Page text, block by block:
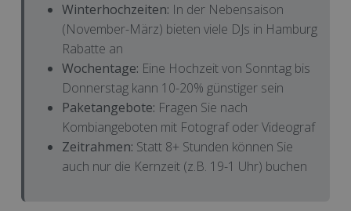
Winterhochzeiten: In der Nebensaison
(November-März) bieten viele DJs in Hamburg
Rabatte an
Wochentage: Eine Hochzeit von Sonntag bis
Donnerstag kann 10-20% günstiger sein
Paketangebote: Fragen Sie nach
Kombiangeboten mit Fotograf oder Videograf
Zeitrahmen: Statt 8+ Stunden können Sie
auch nur die Kernzeit (z.B. 19-1 Uhr) buchen